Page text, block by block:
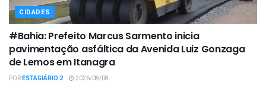
CIDADES
#Bahia: Prefeito Marcus Sarmento inicia
pavimentação asfáltica da Avenida Luiz Gonzaga
de Lemos em Itanagra
PORESTAGIÁRIO 2 2026/08/08